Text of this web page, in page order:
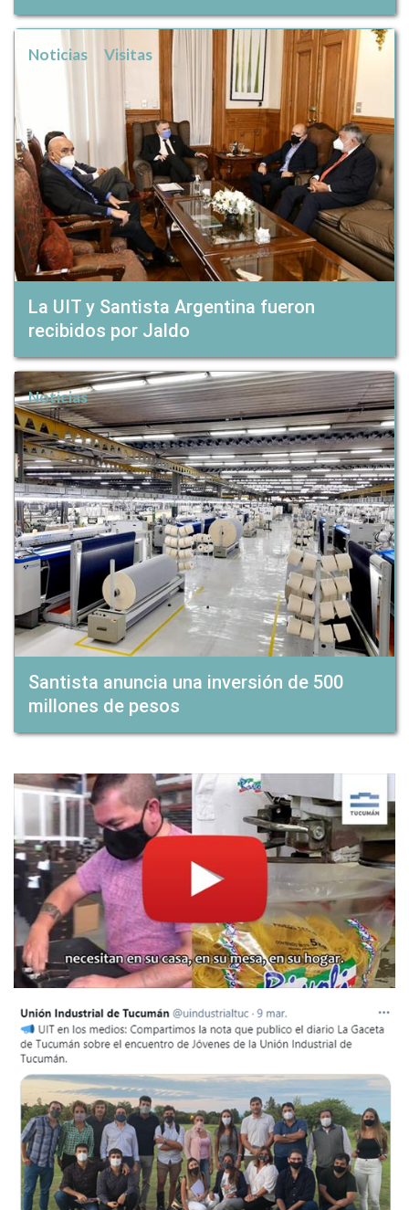
Noticias Visitas
La UIT y Santista Argentina fueron
recibidos por Jaldo
Noticias
Santista anuncia una inversión de 500
millones de pesos